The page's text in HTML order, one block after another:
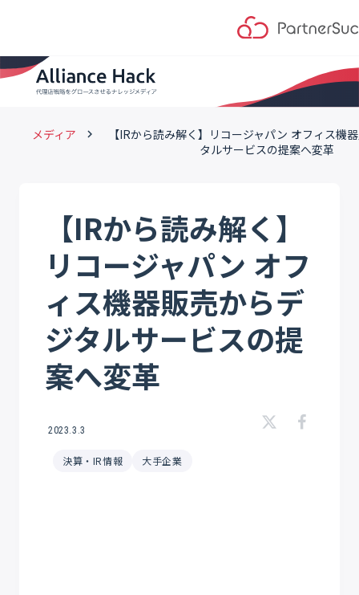
メディア keyboard_arrow_right
【IRから読み解く】リコージャパン オフィス機
タルサービスの提案へ変革
【IRから読み解く】
リコージャパン オフ
ィス機器販売からデ
ジタルサービスの提
案へ変革
2023.3.3
決算・IR情報 大手企業